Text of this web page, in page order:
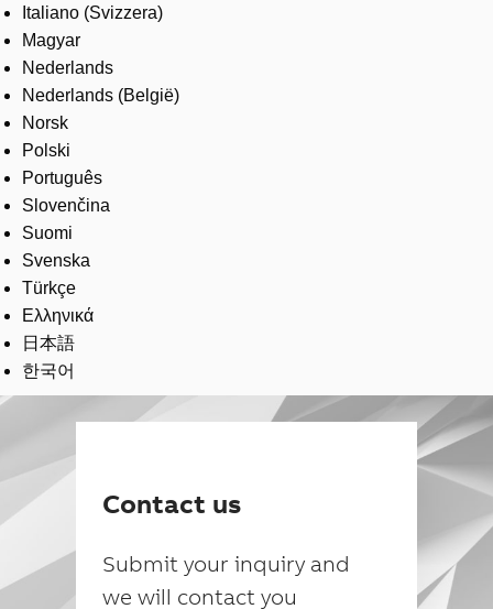
Italiano (Svizzera)
Magyar
Nederlands
Nederlands (België)
Norsk
Polski
Português
Slovenčina
Suomi
Svenska
Türkçe
Ελληνικά
日本語
한국어
Contact us
Submit your inquiry and
we will contact you